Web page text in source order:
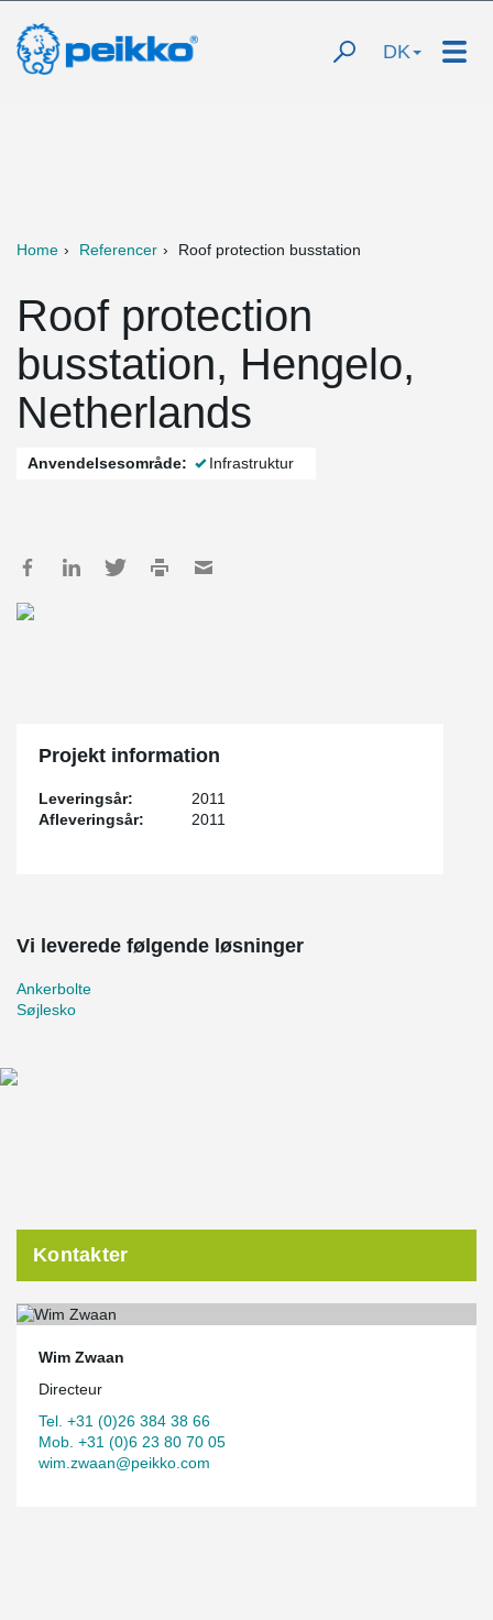
DK
Home Referencer Roof protection busstation
Roof protection
busstation, Hengelo,
Netherlands
Anvendelsesområde: Infrastruktur
Projekt information
Leveringsår:
2011
Afleveringsår:
2011
Vi leverede følgende løsninger
Ankerbolte
Søjlesko
Kontakter
Wim Zwaan
Directeur
Tel. +31 (0)26 384 38 66
Mob. +31 (0)6 23 80 70 05
wim.zwaan@peikko.com